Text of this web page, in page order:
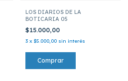
LOS DIARIOS DE LA
BOTICARIA 05
$15.000,00
3 x $5.000,00 sin interés